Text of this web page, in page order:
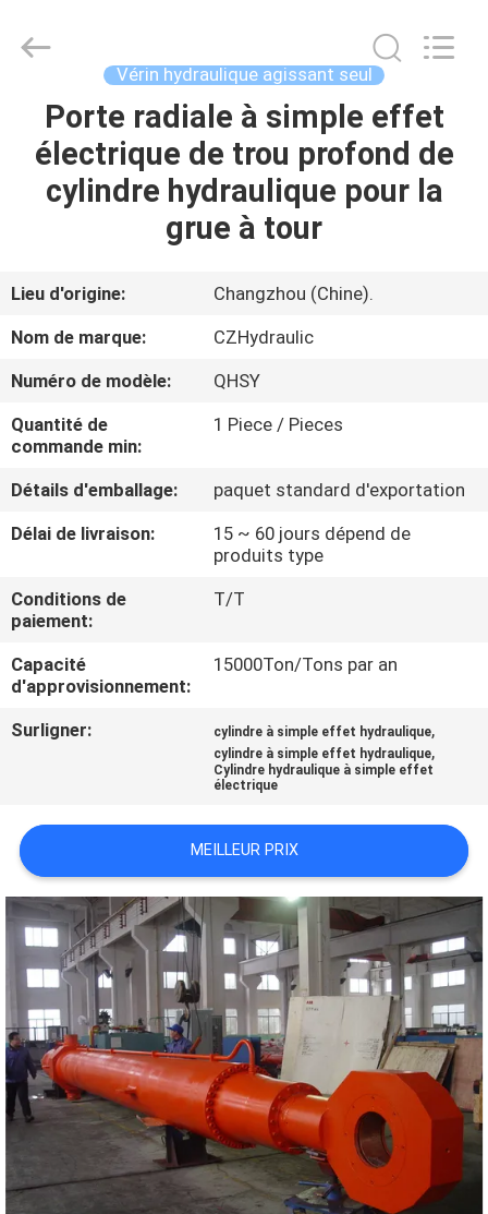
LA
MAISON
VIDÉOS
À
PROPOS
DE
DE
L'USINE
CONTRÔLE
QUALITÉ
NOUS
CONTACTER
DEMANDEZ
UN DEVIS
PLAN
DU
SITE
EQUIPMENT
CO.,LTD.
Vérin hydraulique agissant seul
Porte radiale à simple effet
électrique de trou profond de
cylindre hydraulique pour la
grue à tour
Lieu d'origine:
Changzhou (Chine).
Nom de marque:
CZHydraulic
Numéro de modèle:
QHSY
Quantité de
commande min:
1 Piece / Pieces
Détails d'emballage:
paquet standard d'exportation
Délai de livraison:
15 ~ 60 jours dépend de
produits type
Conditions de
paiement:
T/T
Capacité
d'approvisionnement:
15000Ton/Tons par an
Surligner: cylindre à simple effet hydraulique,
cylindre à simple effet hydraulique,
Cylindre hydraulique à simple effet
électrique
MEILLEUR PRIX